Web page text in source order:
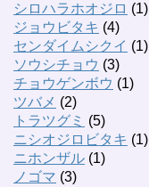
シロハラホオジロ (1)
ジョウビタキ (4)
センダイムシクイ (1)
ソウシチョウ (3)
チョウゲンボウ (1)
ツバメ (2)
トラツグミ (5)
ニシオジロビタキ (1)
ニホンザル (1)
ノゴマ (3)